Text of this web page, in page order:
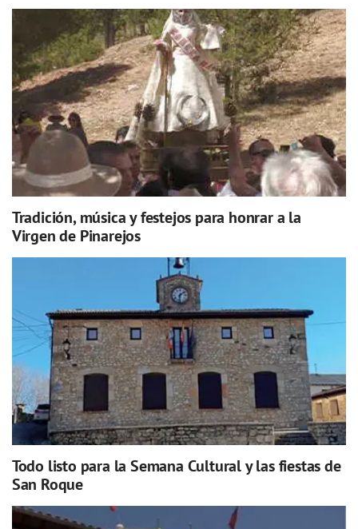
Tradición, música y festejos para honrar a la
Virgen de Pinarejos
Todo listo para la Semana Cultural y las fiestas de
San Roque